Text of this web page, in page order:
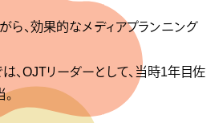
ら、効果的なメディアプランニング
、OJTリーダーとして、当時1年目佐